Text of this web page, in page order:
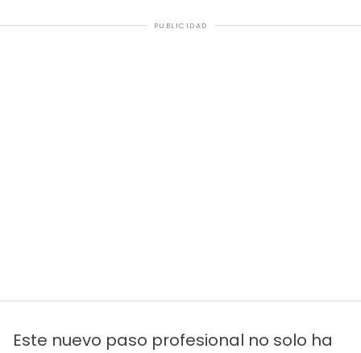
PUBLICIDAD
Este nuevo paso profesional no solo ha